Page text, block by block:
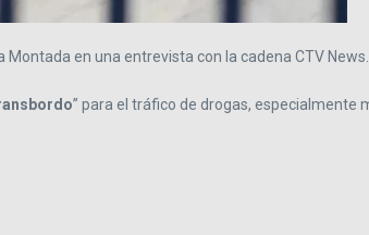
Montada en una entrevista con la cadena CTV News.
” para el tráfico de drogas, especialmente